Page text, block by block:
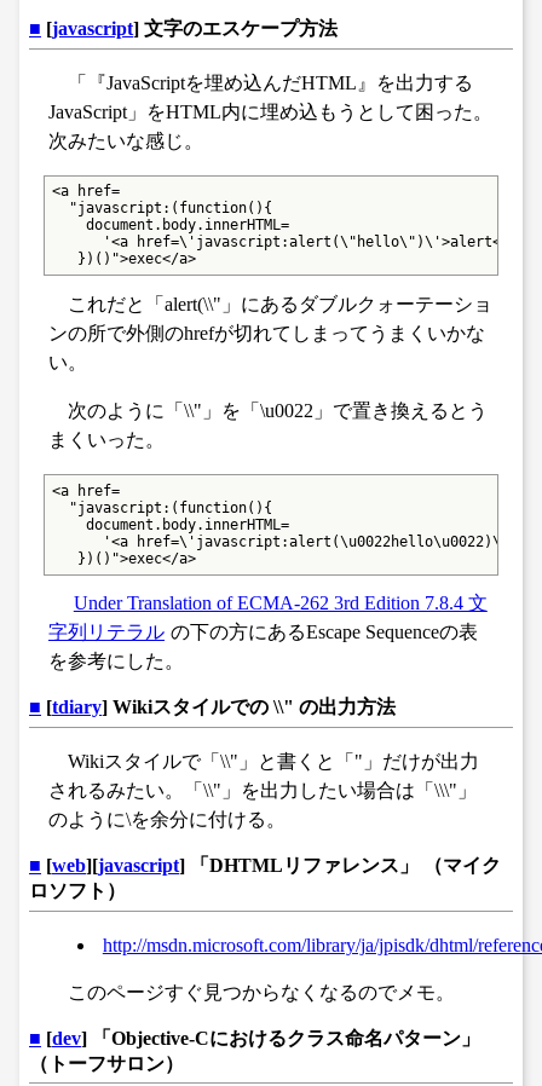
■ [javascript] 文字のエスケープ方法
「『JavaScriptを埋め込んだHTML』を出力する
JavaScript」をHTML内に埋め込もうとして困った。
次みたいな感じ。
<a href=
  "javascript:(function(){
    document.body.innerHTML=
      '<a href=\'javascript:alert(\"hello\")\'>alert</a>';
   })()">exec</a>
これだと「alert(\\"」にあるダブルクォーテーショ
ンの所で外側のhrefが切れてしまってうまくいかな
い。
次のように「\\"」を「\u0022」で置き換えるとう
まくいった。
<a href=
  "javascript:(function(){
    document.body.innerHTML=
'<a
   })()">exec</a>
Under Translation of ECMA-262 3rd Edition 7.8.4 文
字列リテラル の下の方にあるEscape Sequenceの表
を参考にした。
■ [tdiary] Wikiスタイルでの \\" の出力方法
Wikiスタイルで「\\"」と書くと「"」だけが出力
されるみたい。「\\"」を出力したい場合は「\\\"」
のように\を余分に付ける。
■ [web][javascript] 「DHTMLリファレンス」 （マイク
ロソフト）
http://msdn.microsoft.com/library/ja/jpisdk/dhtml/
このページすぐ見つからなくなるのでメモ。
■ [dev] 「Objective-Cにおけるクラス命名パターン」
（トーフサロン）